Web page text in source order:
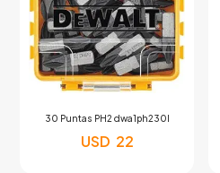
30 Puntas PH2 dwa1ph230l
USD 22